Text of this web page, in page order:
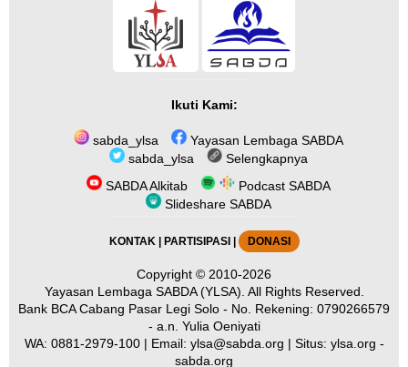
Ikuti Kami:
sabda_ylsa
Yayasan Lembaga SABDA
sabda_ylsa
Selengkapnya
SABDA Alkitab
Podcast SABDA
Slideshare SABDA
KONTAK| PARTISIPASI DONASI
Copyright © 2010-2026
Yayasan Lembaga SABDA (YLSA). All Rights Reserved.
Bank BCA Cabang Pasar Legi Solo - No. Rekening: 0790266579
- a.n. Yulia Oeniyati
WA: 0881-2979-100| Email: ylsa@sabda.org | Situs: ylsa.org -
sabda.org